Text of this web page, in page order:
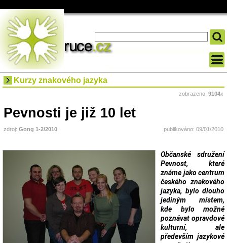
Kurzy znakového jazyka
zobrazeno: 9104x
Pevnosti je již 10 let
zdroj: Gong 1-2/2010 publikováno: 09/01/2010
Občanské sdružení
Pevnost, které
známe jako centrum
českého znakového
jazyka, bylo dlouho
jediným místem,
kde bylo možné
poznávat opravdové
kulturní, ale
především jazykové